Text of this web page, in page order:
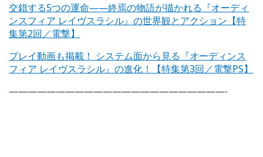
交錯する5つの運命――終焉の物語が描かれる『オーディ
ンスフィア レイヴスラシル』の世界観とアクション【特
集第2回／電撃】
プレイ動画も掲載！ システム面から見る『オーディンス
フィア レイヴスラシル』の進化！【特集第3回／電撃PS】
———————————————————————-